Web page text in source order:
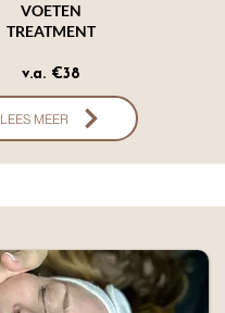
VOETEN
TREATMENT
v.a. €38
LEES MEER